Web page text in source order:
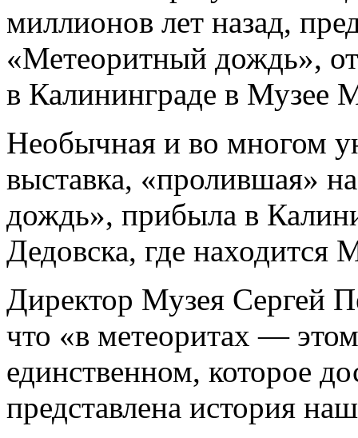
миллионов лет назад,
«Метеоритный дождь»,
в Калининграде в Музее
Необычная и во многом
выставка, «пролившая»
дождь», прибыла в
Дедовска, где находится
Директор Музея Сергей
что «в метеоритах —
единственном, которое
представлена история